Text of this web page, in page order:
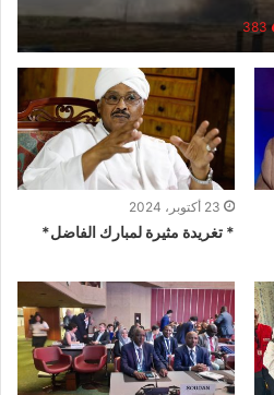
383
23 أكتوبر، 2024
* تغريدة مثيرة لمبارك الفاضل*